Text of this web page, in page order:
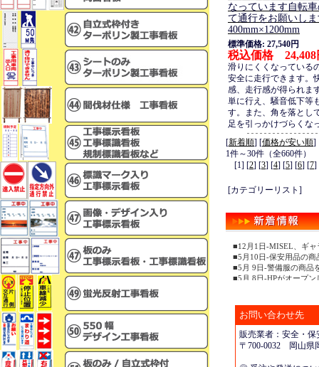
なっています自転
て通行をお願いし
400mm×1200mm
標準価格: 27,540円
税込価格 24,408
滑りにくくなっている
安全に走行できます。
感、走行感が得られま
単に行え、騒音低下等
す。また、角を落とし
足を引っかけづらくな
[新着順] [価格が安い順]
1件～30件（全660件）
[1] [2] [3] [4] [5] [6] [7]
[カテゴリーリスト]
■12月1日-MISEL、ギ
■5月10日-保安用品の商
■5月 9日-警備服の商品
■5月 8日-HPがオープン
お問い合わせ先
販売業者：安全・保
〒700-0032 岡山県